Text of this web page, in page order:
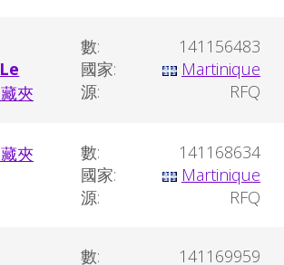
數:
141156483
國家:
Martinique
源:
RFQ
數:
141168634
國家:
Martinique
源:
RFQ
數: 141169959